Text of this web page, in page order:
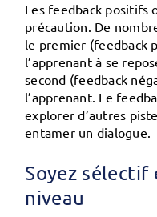
Les feedback positifs
précaution. De
le premier (feedback
l’apprenant à se
second (feedback
l’apprenant. Le
explorer d’autres
entamer un dialogue.
Soyez
niveau